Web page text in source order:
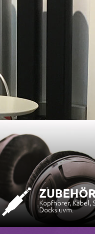
AKTUELLE
QUALITÄT
ZUM
JETZT ENTDECKEN
Kopfhörer, Kabel,
Docks uvm.